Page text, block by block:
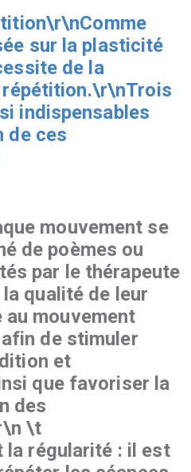
sur la plasticité
de la
indispensables
de ces
mouvement se
de poèmes ou
par le thérapeute
qualité de leur
mouvement
de stimuler
et
que favoriser la
des
\t
la régularité : il est